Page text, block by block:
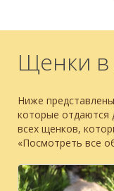
Щенки в
Ниже
которые отдаются
всех щенков,
«Посмотреть все